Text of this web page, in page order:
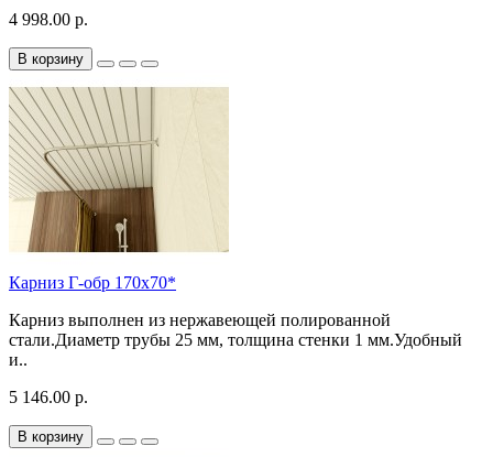
4 998.00 р.
В корзину
Карниз Г-обр 170х70*
Карниз выполнен из нержавеющей полированной
стали.Диаметр трубы 25 мм, толщина стенки 1 мм.Удобный
и..
5 146.00 р.
В корзину